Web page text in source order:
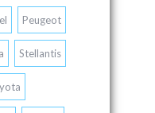
Peugeot
Stellantis